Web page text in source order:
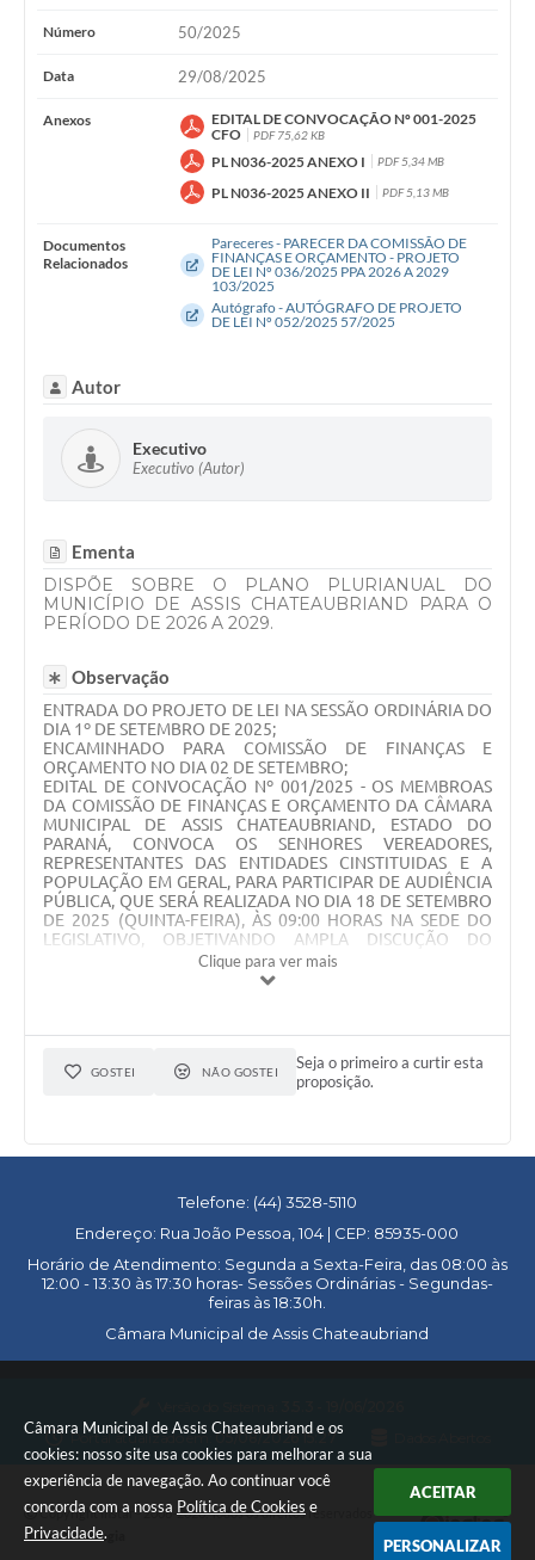
Câmara Municipal de Assis Chateaubriand e os
cookies: nosso site usa cookies para melhorar a sua
experiência de navegação. Ao continuar você
concorda com a nossa Política de Cookies e
Privacidade.
ACEITAR
PERSONALIZAR
Número 50/2025
Data 29/08/2025
Anexos
EDITAL DE CONVOCAÇÃO Nº 001-2025
CFO
PDF 75,62 KB
PL N036-2025 ANEXO I PDF 5,34 MB
PL N036-2025 ANEXO II PDF 5,13 MB
Documentos
Relacionados
Pareceres - PARECER DA COMISSÃO DE
FINANÇAS E ORÇAMENTO - PROJETO
DE LEI Nº 036/2025 PPA 2026 A 2029
103/2025
Autógrafo - AUTÓGRAFO DE PROJETO
DE LEI Nº 052/2025 57/2025
Autor
Executivo
Executivo (Autor)
Ementa
DISPÕE SOBRE O PLANO PLURIANUAL DO
MUNICÍPIO DE ASSIS CHATEAUBRIAND PARA O
PERÍODO DE 2026 A 2029.
Observação
ENTRADA DO PROJETO DE LEI NA SESSÃO ORDINÁRIA DO
DIA 1º DE SETEMBRO DE 2025;
ENCAMINHADO PARA COMISSÃO DE FINANÇAS E
ORÇAMENTO NO DIA 02 DE SETEMBRO;
EDITAL DE CONVOCAÇÃO Nº 001/2025 - OS MEMBROAS
DA COMISSÃO DE FINANÇAS E ORÇAMENTO DA CÂMARA
MUNICIPAL DE ASSIS CHATEAUBRIAND, ESTADO DO
PARANÁ, CONVOCA OS SENHORES VEREADORES,
REPRESENTANTES DAS ENTIDADES CINSTITUIDAS E A
POPULAÇÃO EM GERAL, PARA PARTICIPAR DE AUDIÊNCIA
PÚBLICA, QUE SERÁ REALIZADA NO DIA 18 DE SETEMBRO
DE 2025 (QUINTA-FEIRA), ÀS 09:00 HORAS NA SEDE DO
LEGISLATIVO, OBJETIVANDO AMPLA DISCUÇÃO DO
PROJETO DE LEI N.º 036/2025 - PPA E DO PROJETO DE LEI
N.º 037/2025 - DIRETRIZES ORÇAMENTÁRIAS;
​EM PRIMEIRA VOTAÇÃO NA SESSÃO ORDINÁRIA DO DIA 29
EM SEGUNDA VOTAÇÃO NA SESSÃO ORDINÁRIA DO DIA 06
Clique para ver mais
GOSTEI NÃO GOSTEI
Seja o primeiro a curtir esta
proposição.
Telefone: (44) 3528-5110
Endereço: Rua João Pessoa, 104 | CEP: 85935-000
Horário de Atendimento: Segunda a Sexta-Feira, das 08:00 às
12:00 - 13:30 às 17:30 horas- Sessões Ordinárias - Segundas-
feiras às 18:30h.
Câmara Municipal de Assis Chateaubriand
Portal atualizado em:05/08/2026 15:27
Copyright Instar - 2006-2026. Todos os direitos reservados -
Instar Tecnologia